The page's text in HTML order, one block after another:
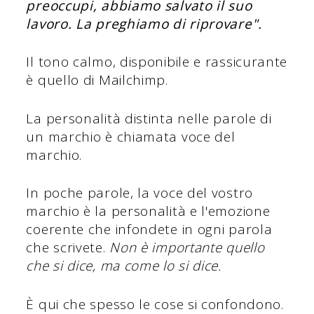
preoccupi, abbiamo salvato il suo
lavoro. La preghiamo di riprovare".
Il tono calmo, disponibile e rassicurante
è quello di Mailchimp.
La personalità distinta nelle parole di
un marchio è chiamata voce del
marchio.
In poche parole, la voce del vostro
marchio è la personalità e l'emozione
coerente che infondete in ogni parola
che scrivete. Non è importante quello
che si dice, ma come lo si dice.
È qui che spesso le cose si confondono.